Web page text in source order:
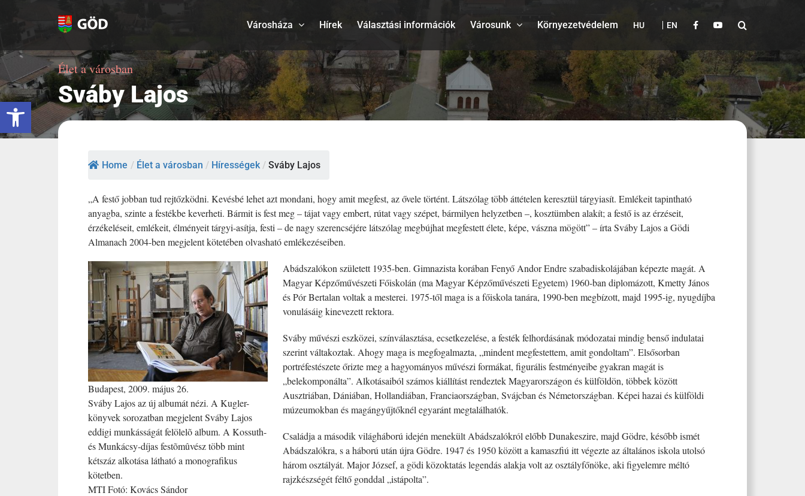
Eszköztár megnyitása
Városháza Hírek Választási információk Városunk Környezetvédelem HU EN
Élet a városban
Sváby Lajos
Home / Élet a városban / Hírességek / Sváby Lajos
„A festő jobban tud rejtőzködni. Kevésbé lehet azt mondani, hogy amit megfest, az ővele történt. Látszólag több áttételen keresztül tárgyiasít. Emlékeit tapintható
anyagba, szinte a festékbe keverheti. Bármit is fest meg – tájat vagy embert, rútat vagy szépet, bármilyen helyzetben –, kosztümben alakít; a festő is az érzéseit,
érzékeléseit, emlékeit, élményeit tárgyi-asítja, festi – de nagy szerencséjére látszólag megbújhat megfestett élete, képe, vászna mögött” – írta Sváby Lajos a Gödi
Almanach 2004-ben megjelent kötetében olvasható emlékezéseiben.
Budapest, 2009. május 26.
Sváby Lajos az új albumát nézi. A Kugler-
könyvek sorozatban megjelent Sváby Lajos
eddigi munkásságát felölelõ album. A Kossuth-
és Munkácsy-díjas festõmûvész több mint
kétszáz alkotása látható a monografikus
kötetben.
MTI Fotó: Kovács Sándor
Abádszalókon született 1935-ben. Gimnazista korában Fenyő Andor Endre szabadiskolájában képezte magát. A
Magyar Képzőművészeti Főiskolán (ma Magyar Képzőművészeti Egyetem) 1960-ban diplomázott, Kmetty János
és Pór Bertalan voltak a mesterei. 1975-től maga is a főiskola tanára, 1990-ben megbízott, majd 1995-ig, nyugdíjba
vonulásáig kinevezett rektora.
Sváby művészi eszközei, színválasztása, ecsetkezelése, a festék felhordásának módozatai mindig benső indulatai
szerint váltakoztak. Ahogy maga is megfogalmazta, „mindent megfestettem, amit gondoltam”. Elsősorban
portréfestészete őrizte meg a hagyományos művészi formákat, figurális festményeibe gyakran magát is
„belekomponálta”. Alkotásaiból számos kiállítást rendeztek Magyarországon és külföldön, többek között
Ausztriában, Dániában, Hollandiában, Franciaországban, Svájcban és Németországban. Képei hazai és külföldi
múzeumokban és magángyűjtőknél egyaránt megtalálhatók.
Családja a második világháború idején menekült Abádszalókról előbb Dunakeszire, majd Gödre, később ismét
Abádszalókra, s a háború után újra Gödre. 1947 és 1950 között a kamaszfiú itt végezte az általános iskola utolsó
három osztályát. Major József, a gödi közoktatás legendás alakja volt az osztályfőnöke, aki figyelemre méltó
rajzkészségét féltő gonddal „istápolta”.